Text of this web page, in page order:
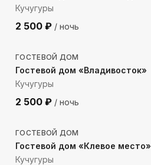
Кучугуры
2 500 ₽ / ночь
170м до моря
ГОСТЕВОЙ ДОМ
Гостевой дом «Владивосток»
Кучугуры
2 500 ₽ / ночь
174м до моря
ГОСТЕВОЙ ДОМ
Гостевой дом «Клевое место»
Кучугуры